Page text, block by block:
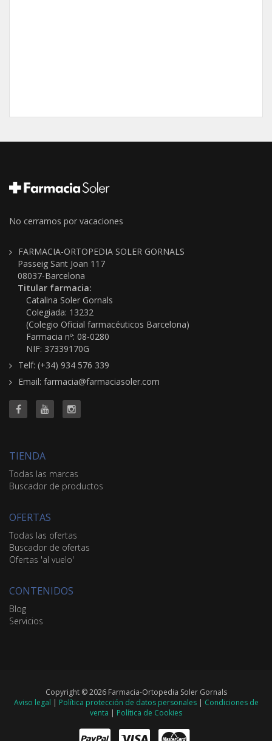
No cerramos por vacaciones
FARMACIA-ORTOPEDIA SOLER GORNALS
Passeig Sant Joan 117
08037-Barcelona
Titular farmacia:
Catalina Soler Gornals
Colegiada: 13232
(Colegio Oficial farmacéuticos Barcelona)
Farmacia nº: 08-0280
NIF: 37339170G
Telf: (+34) 934 576 339
Email: farmacia@farmaciasoler.com
TIENDA
Todas las marcas
Buscador de productos
OFERTAS
Todas las ofertas
Buscador de ofertas
Ofertas 'al vuelo'
CONTENIDOS
Blog
Servicios
Copyright © 2026 Farmacia-Ortopedia Soler Gornals
Aviso legal | Política protección de datos personales| Condiciones de
venta | Política de Cookies